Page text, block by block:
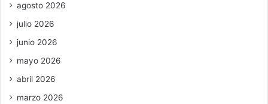
agosto 2026
julio 2026
junio 2026
mayo 2026
abril 2026
marzo 2026